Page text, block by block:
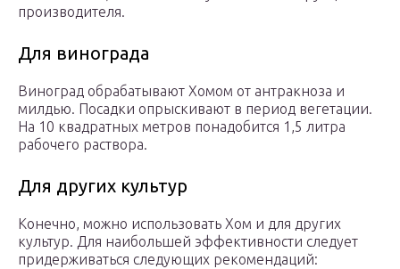
производителя.
Для винограда
Виноград обрабатывают Хомом от антракноза и
милдью. Посадки опрыскивают в период вегетации.
На 10 квадратных метров понадобится 1,5 литра
рабочего раствора.
Для других культур
Конечно, можно использовать Хом и для других
культур. Для наибольшей эффективности следует
придерживаться следующих рекомендаций: